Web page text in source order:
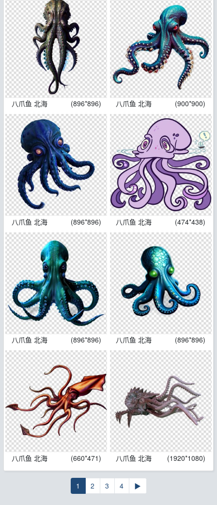
八爪鱼 北海 (896*896) 八爪鱼 北海 (900*900)
八爪鱼 北海 (896*896) 八爪鱼 北海 (474*438)
八爪鱼 北海 (896*896) 八爪鱼 北海 (896*896)
八爪鱼 北海 (660*471) 八爪鱼 北海 (1920*1080)
1 2 3 4 ▶